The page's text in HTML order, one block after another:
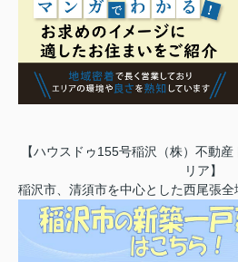
【ハウスドゥ155号稲沢（株）不動
リア】
稲沢市、清須市を中心とした西尾張全